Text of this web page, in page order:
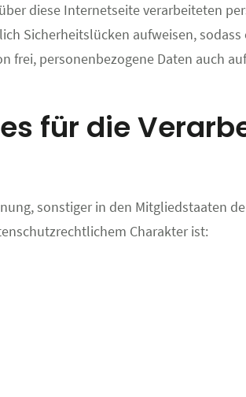
diese Internetseite verarbeiteten
Sicherheitslücken aufweisen,
frei, personenbezogene Daten auch
für die
sonstiger in den Mitgliedstaaten
Charakter ist: